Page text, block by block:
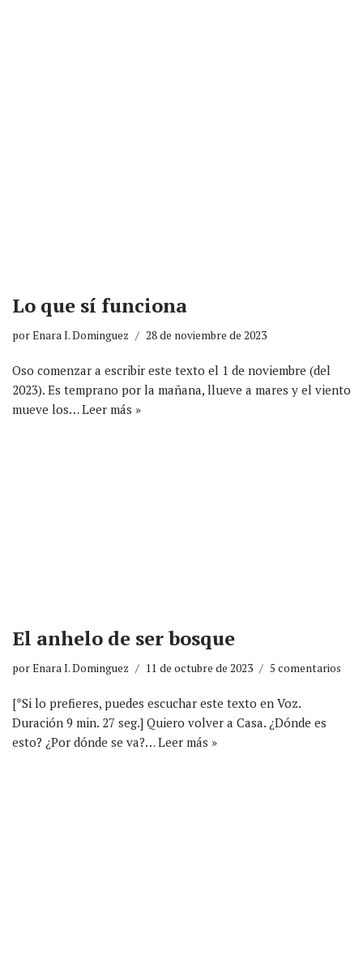
Lo que sí funciona
porEnara I. Dominguez 28 de noviembre de 2023
Oso comenzar a escribir este texto el 1 de noviembre (del
2023). Es temprano por la mañana, llueve a mares y el viento
mueve los…Leer más »
El anhelo de ser bosque
porEnara I. Dominguez 11 de octubre de 2023 5 comentarios
[*Si lo prefieres, puedes escuchar este texto en Voz.
Duración 9 min. 27 seg.] Quiero volver a Casa. ¿Dónde es
esto? ¿Por dónde se va?…Leer más »